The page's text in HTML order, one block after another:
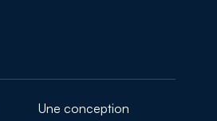
Une conception